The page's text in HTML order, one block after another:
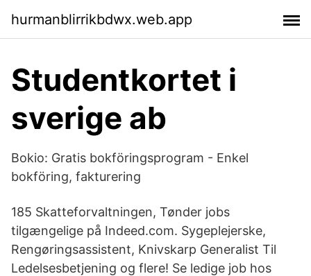
hurmanblirrikbdwx.web.app
Studentkortet i
sverige ab
Bokio: Gratis bokföringsprogram - Enkel
bokföring, fakturering
185 Skatteforvaltningen, Tønder jobs
tilgængelige på Indeed.com. Sygeplejerske,
Rengøringsassistent, Knivskarp Generalist Til
Ledelsesbetjening og flere! Se ledige job hos